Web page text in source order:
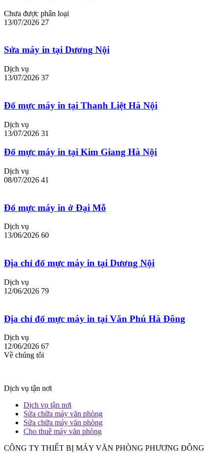
Chưa được phân loại
13/07/2026 27
Sửa máy in tại Dương Nội
Dịch vụ
13/07/2026 37
Đổ mực máy in tại Thanh Liệt Hà Nội
Dịch vụ
13/07/2026 31
Đổ mực máy in tại Kim Giang Hà Nội
Dịch vụ
08/07/2026 41
Đổ mực máy in ở Đại Mỗ
Dịch vụ
13/06/2026 60
Địa chỉ đổ mực máy in tại Dương Nội
Dịch vụ
12/06/2026 79
Địa chỉ đổ mực máy in tại Văn Phú Hà Đông
Dịch vụ
12/06/2026 67
Về chúng tôi
Dịch vụ tận nơi
Dịch vụ tận nơi
Sửa chữa máy văn phòng
Sửa chữa máy văn phòng
Cho thuê máy văn phòng
CÔNG TY THIẾT BỊ MÁY VĂN PHÒNG PHƯƠNG ĐÔNG